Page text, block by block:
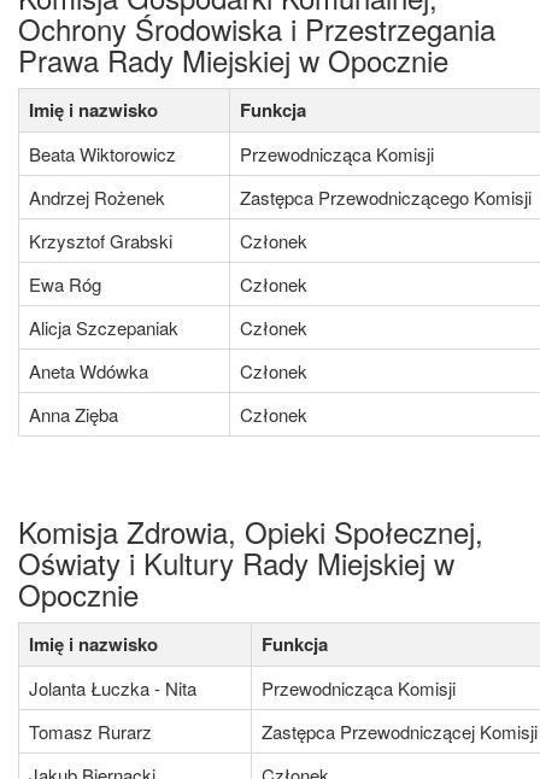
Ochrony Środowiska i Przestrzegania
Prawa Rady Miejskiej w Opocznie
Imię i nazwisko Funkcja
Beata Wiktorowicz
Przewodnicząca Komisji
Andrzej Rożenek
Zastępca Przewodniczącego Komisji
Krzysztof Grabski
Członek
Ewa Róg
Członek
Alicja Szczepaniak
Członek
Aneta Wdówka
Członek
Anna Zięba
Członek
Komisja Zdrowia, Opieki Społecznej,
Oświaty i Kultury Rady Miejskiej w
Opocznie
Imię i nazwisko Funkcja
Jolanta Łuczka - Nita
Przewodnicząca Komisji
Tomasz Rurarz
Zastępca Przewodniczącej Komisji